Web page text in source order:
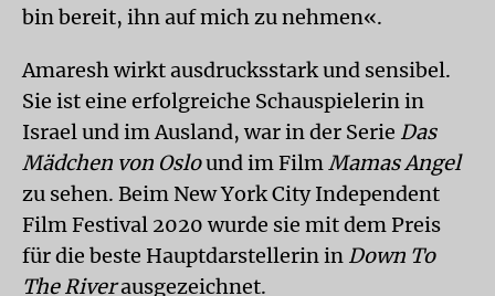
bin bereit, ihn auf mich zu nehmen«.
Amaresh wirkt ausdrucksstark und sensibel.
Sie ist eine erfolgreiche Schauspielerin in
Israel und im Ausland, war in der Serie Das
Mädchen von Oslound im Film Mamas Angel
zu sehen. Beim New York City Independent
Film Festival 2020 wurde sie mit dem Preis
für die beste Hauptdarstellerin in Down To
The Riverausgezeichnet.